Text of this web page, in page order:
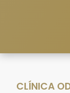
CLÍNICA